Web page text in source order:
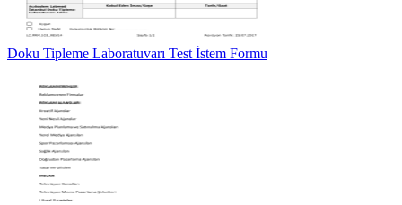
Doku Tipleme Laboratuvarı Test İstem Formu